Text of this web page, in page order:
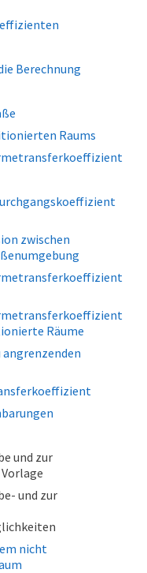
Berechnung
Raums
zwischen
Räume
und zur
und zur
nicht